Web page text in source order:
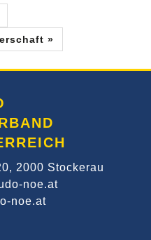
»
2000 Stockerau
noe.at
noe.at